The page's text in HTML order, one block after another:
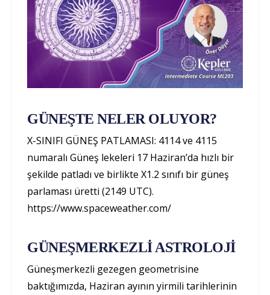
GÜNEŞTE NELER OLUYOR?
X-SINIFI GÜNEŞ PATLAMASI: 4114 ve 4115
numaralı Güneş lekeleri 17 Haziran’da hızlı bir
şekilde patladı ve birlikte X1.2 sınıfı bir güneş
parlaması üretti (2149 UTC).
https://www.spaceweather.com/
GÜNEŞMERKEZLİ ASTROLOJİ
Güneşmerkezli gezegen geometrisine
baktığımızda, Haziran ayının yirmili tarihlerinin